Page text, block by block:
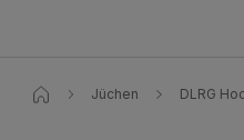
Jüchen DLRG